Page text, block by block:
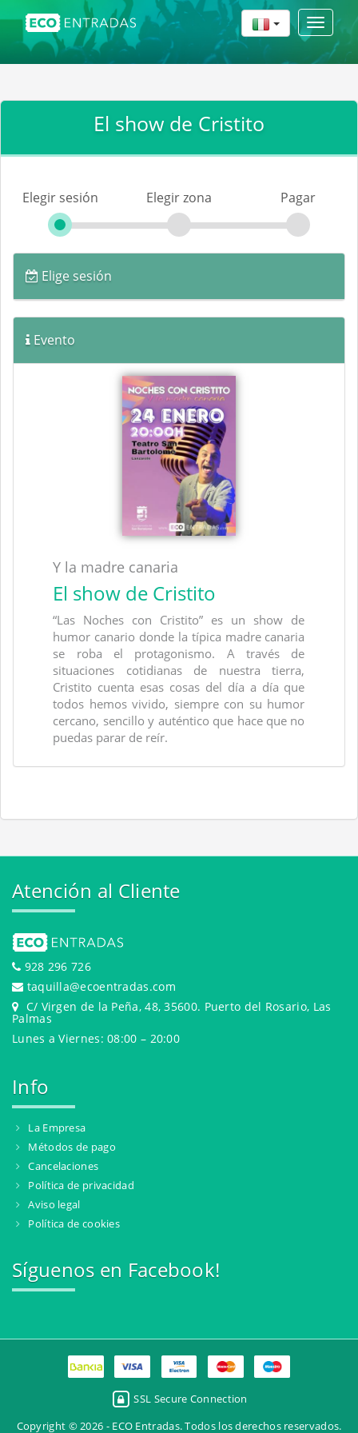
Toggle
El show de Cristito
Elegir sesión Elegir zona Pagar
Elige sesión
Evento
Y la madre canaria
El show de Cristito
“Las Noches con Cristito” es un show de
humor canario donde la típica madre canaria
se roba el protagonismo. A través de
situaciones cotidianas de nuestra tierra,
Cristito cuenta esas cosas del día a día que
todos hemos vivido, siempre con su humor
cercano, sencillo y auténtico que hace que no
puedas parar de reír.
Atención al Cliente
928 296 726
taquilla@ecoentradas.com
C/ Virgen de la Peña, 48, 35600. Puerto del Rosario, Las
Palmas
Lunes a Viernes: 08:00 – 20:00
Info
La Empresa
Métodos de pago
Cancelaciones
Política de privacidad
Aviso legal
Política de cookies
Síguenos en Facebook!
SSL Secure Connection
Copyright © 2026 - ECO Entradas. Todos los derechos reservados.